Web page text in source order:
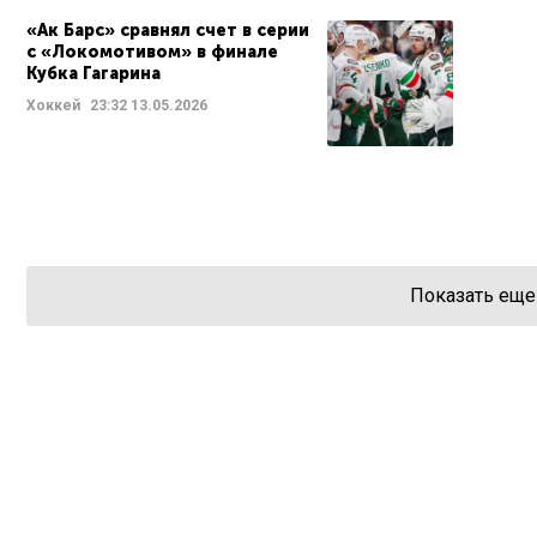
«Ак Барс» сравнял счет в серии
с «Локомотивом» в финале
Кубка Гагарина
Хоккей 23:32 13.05.2026
Показать